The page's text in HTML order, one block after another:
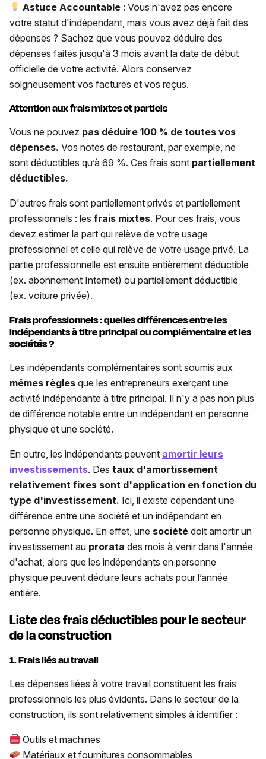
Astuce Accountable : Vous n'avez pas encore
votre statut d'indépendant, mais vous avez déjà fait des
dépenses ? Sachez que vous pouvez déduire des
dépenses faites jusqu'à 3 mois avant la date de début
officielle de votre activité. Alors conservez
soigneusement vos factures et vos reçus.
Attention aux frais mixtes et partiels
Vous ne pouvez pas déduire 100 % de toutes vos
dépenses. Vos notes de restaurant, par exemple, ne
sont déductibles qu’à 69 %. Ces frais sont partiellement
déductibles.
D'autres frais sont partiellement privés et partiellement
professionnels : les frais mixtes. Pour ces frais, vous
devez estimer la part qui relève de votre usage
professionnel et celle qui relève de votre usage privé. La
partie professionnelle est ensuite entièrement déductible
(ex. abonnement Internet) ou partiellement déductible
(ex. voiture privée).
Frais professionnels : quelles différences entre les
indépendants à titre principal ou complémentaire et les
sociétés ?
Les indépendants complémentaires sont soumis aux
mêmes règles que les entrepreneurs exerçant une
activité indépendante à titre principal. Il n'y a pas non plus
de différence notable entre un indépendant en personne
physique et une société.
En outre, les indépendants peuvent amortir leurs
investissements. Des taux d'amortissement
relativement fixes sont d'application en fonction du
type d'investissement. Ici, il existe cependant une
différence entre une société et un indépendant en
personne physique. En effet, une société doit amortir un
investissement au prorata des mois à venir dans l'année
d'achat, alors que les indépendants en personne
physique peuvent déduire leurs achats pour l’année
entière.
Liste des frais déductibles pour le secteur
de la construction
1. Frais liés au travail
Les dépenses liées à votre travail constituent les frais
professionnels les plus évidents. Dans le secteur de la
construction, ils sont relativement simples à identifier :
Outils et machines
Matériaux et fournitures consommables